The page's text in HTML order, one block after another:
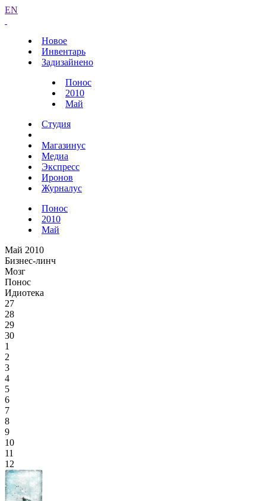
EN
Новое
Инвентарь
Задизайнено
Понос
2010
Май
Студия
Магазинус
Медиа
Экспресс
Иронов
Журналус
Понос
2010
Май
Май 2010
Бизнес-линч
Мозг
Понос
Идиотека
27
28
29
30
1
2
3
4
5
6
7
8
9
10
11
12